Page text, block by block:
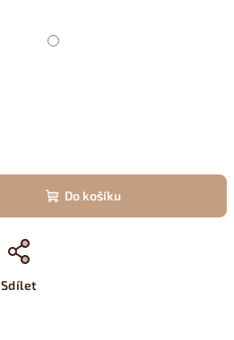
Do košíku
Sdílet